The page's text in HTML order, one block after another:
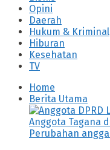
Opini
Daerah
Hukum & Kriminal
Hiburan
Kesehatan
TV
Home
Berita Utama